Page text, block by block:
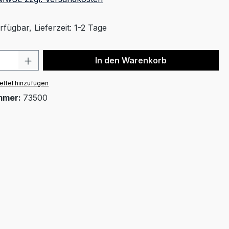
Lieferzeit: 1-2 Tage
Anzahl: Gib den gewünschten Wert
In den Warenkorb
hinzufügen
73500